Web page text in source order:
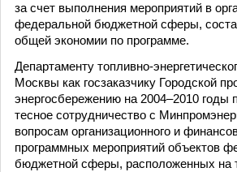
за счет выполнения мероприятий в
федеральной бюджетной сферы,
общей экономии по программе.
Департаменту топливно-
Москвы как госзаказчику Городской
энергосбережению на 2004–2010 годы
тесное сотрудничество с
вопросам организационного и
программных мероприятий объектов
бюджетной сферы, расположенных на